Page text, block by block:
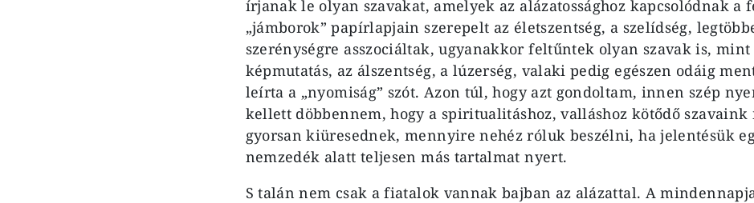
írjanak le olyan szavakat, amelyek az aláza­tossághoz kapcsolódnak a
„jámborok” papírlapjain szerepelt az életszentség, a szelídség,
szerénységre asszociáltak, ugyan­akkor feltűntek olyan szavak is, mint
képmutatás, az álszentség, a lúzer­ség, valaki pedig egészen odáig
leírta a „nyomiság” szót. Azon túl, hogy azt gondoltam, innen szép
kellett döbbennem, hogy a spiritualitáshoz, valláshoz kötődő szavaink
gyorsan kiüresed­nek, mennyire nehéz róluk beszélni, ha jelentésük
nemzedék alatt teljesen más tartalmat nyert.
S talán nem csak a fiatalok vannak bajban az alázattal. A